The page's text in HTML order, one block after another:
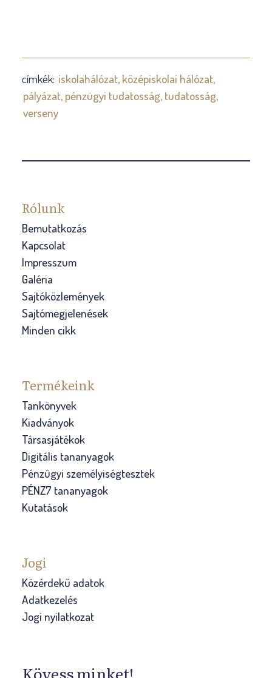
címkék: iskolahálózat középiskolai hálózat
pályázat pénzügyi tudatosság tudatosság
verseny
Rólunk
Bemutatkozás
Kapcsolat
Impresszum
Galéria
Sajtóközlemények
Sajtómegjelenések
Minden cikk
Termékeink
Tankönyvek
Kiadványok
Társasjátékok
Digitális tananyagok
Pénzügyi személyiségtesztek
PÉNZ7 tananyagok
Kutatások
Jogi
Közérdekű adatok
Adatkezelés
Jogi nyilatkozat
Kövess minket!